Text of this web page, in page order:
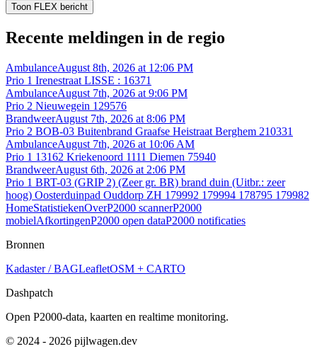
Toon FLEX bericht
Recente meldingen in de regio
AmbulanceAugust 8th, 2026 at 12:06 PM
Prio 1 Irenestraat LISSE : 16371
AmbulanceAugust 7th, 2026 at 9:06 PM
Prio 2 Nieuwegein 129576
BrandweerAugust 7th, 2026 at 8:06 PM
Prio 2 BOB-03 Buitenbrand Graafse Heistraat Berghem 210331
AmbulanceAugust 7th, 2026 at 10:06 AM
Prio 1 13162 Kriekenoord 1111 Diemen 75940
BrandweerAugust 6th, 2026 at 2:06 PM
Prio 1 BRT-03 (GRIP 2) (Zeer gr. BR) brand duin (Uitbr.: zeer
hoog) Oosterduinpad Ouddorp ZH 179992 179994 178795 179982
HomeStatistiekenOverP2000 scannerP2000
mobielAfkortingenP2000 open dataP2000 notificaties
Bronnen
Kadaster / BAGLeafletOSM + CARTO
Dashpatch
Open P2000-data, kaarten en realtime monitoring.
© 2024 - 2026 pijlwagen.dev